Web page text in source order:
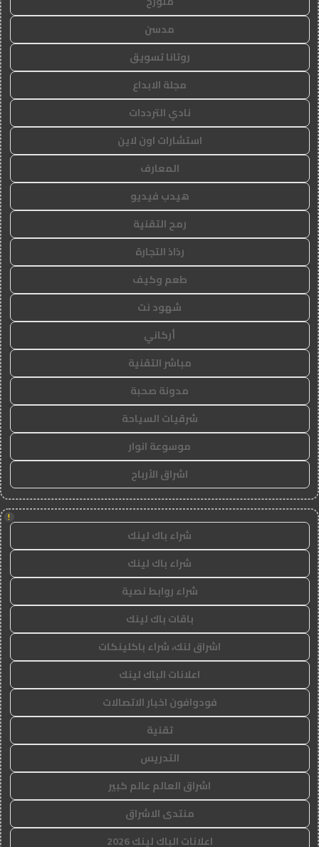
مدسن
روتانا تسويق
مجلة الابداع
نادي الترددات
استشارات اون لاين
المعارف
هيدب فيديو
رمح التقنية
رذاذ التجارة
طعم وكيف
شهود نت
أركاني
مباشر التقنية
مدونة صحبة
شرقيات السياحة
موسوعة انوار
اشراق الأرباح
!
شراء باك لينك
شراء باك لينك
شراء روابط نصية
باقات باك لينك
اشراق لنك، شراء باكلينكات
اعلانات الباك لينك
فودوافون اخبار الاتصالات
تقنية
التدريس
اشراق العالم عالم كبير
منتدى الاشراق
اعلانات الباك لينك 2026